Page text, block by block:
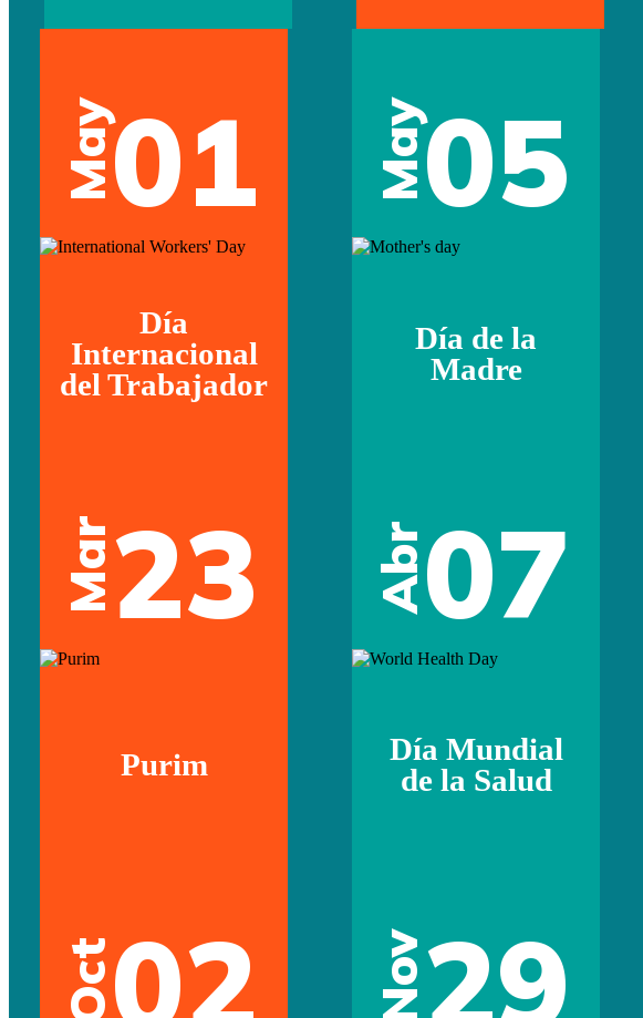
May01
Día
Internacional
del Trabajador
May05
Día de la
Madre
Mar23
Purim
Abr07
Día Mundial
de la Salud
Oct02 Nov29